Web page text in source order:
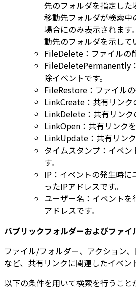
先のフォルダを指定し
移動先フォルダが検索
場合にのみ表示されます
動先のフォルダを示して
FileDelete：ファイルの
FileDeletePermanently
除イベントです。
FileRestore：ファイルの
LinkCreate：共有リンク
LinkDelete：共有リンク
LinkOpen：共有リンク
LinkUpdate：共有リンク
タイムスタンプ：イベ
す。
IP：イベントの発生時
ったIPアドレスです。
ユーザー名：イベント
アドレスです。
パブリックフォルダーおよびファイ
ファイル/フォルダー、アクション
など、共有リンクに関連したイベン
以下の条件を用いて検索を行うこと